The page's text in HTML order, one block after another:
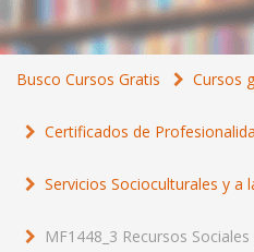
Busco Cursos Gratis Cursos
Certificados de
Servicios Socioculturales y a
MF1448_3 Recursos